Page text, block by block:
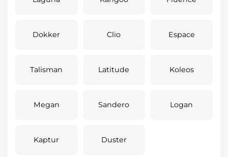
Dokker Clio Espace
Talisman Latitude Koleos
Megan Sandero Logan
Kaptur Duster